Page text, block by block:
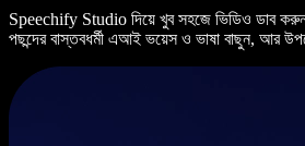
Speechify Studio দিয়ে খুব সহজে ভিডিও ডাব
পছন্দের বাস্তবধর্মী এআই ভয়েস ও ভাষা বাছুন, আর